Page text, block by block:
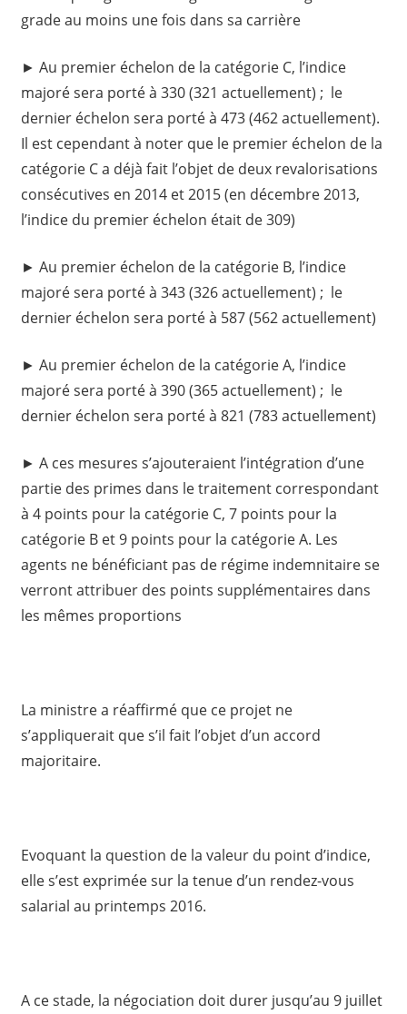
grade au moins une fois dans sa carrière
► Au premier échelon de la catégorie C, l’indice
majoré sera porté à 330 (321 actuellement) ; le
dernier échelon sera porté à 473 (462 actuellement).
Il est cependant à noter que le premier échelon de la
catégorie C a déjà fait l’objet de deux revalorisations
consécutives en 2014 et 2015 (en décembre 2013,
l’indice du premier échelon était de 309)
► Au premier échelon de la catégorie B, l’indice
majoré sera porté à 343 (326 actuellement) ; le
dernier échelon sera porté à 587 (562 actuellement)
► Au premier échelon de la catégorie A, l’indice
majoré sera porté à 390 (365 actuellement) ; le
dernier échelon sera porté à 821 (783 actuellement)
► A ces mesures s’ajouteraient l’intégration d’une
partie des primes dans le traitement correspondant
à 4 points pour la catégorie C, 7 points pour la
catégorie B et 9 points pour la catégorie A. Les
agents ne bénéficiant pas de régime indemnitaire se
verront attribuer des points supplémentaires dans
les mêmes proportions
La ministre a réaffirmé que ce projet ne
s’appliquerait que s’il fait l’objet d’un accord
majoritaire.
Evoquant la question de la valeur du point d’indice,
elle s’est exprimée sur la tenue d’un rendez-vous
salarial au printemps 2016.
A ce stade, la négociation doit durer jusqu’au 9 juillet